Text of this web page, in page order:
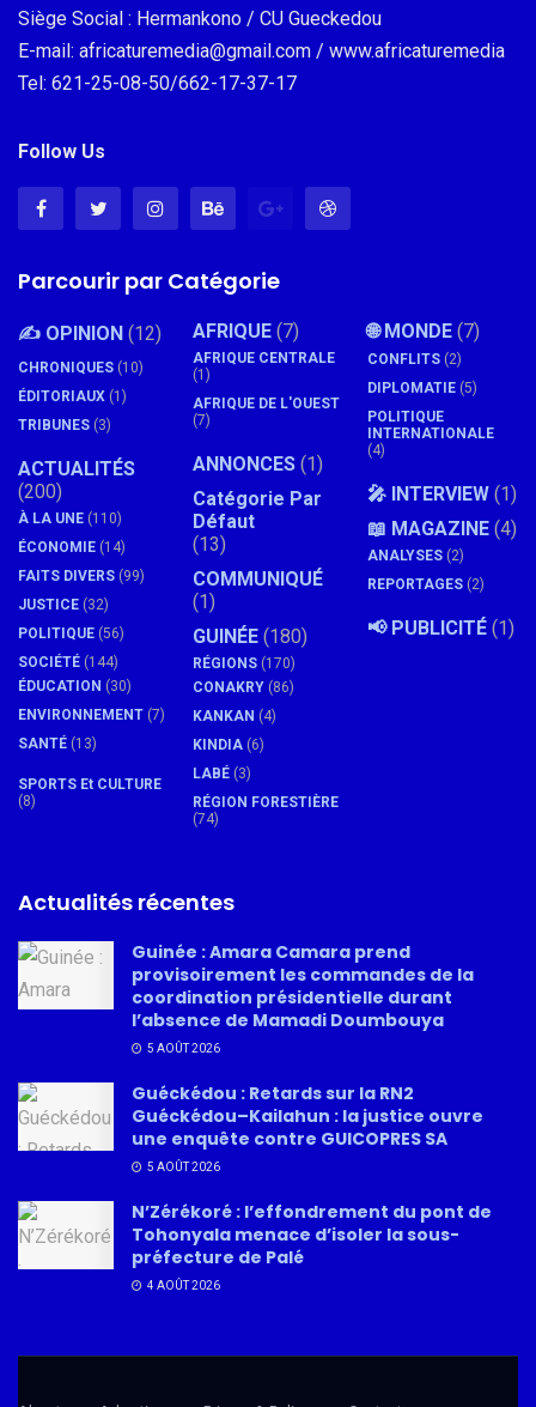
Siège Social : Hermankono / CU Gueckedou
E-mail: africaturemedia@gmail.com / www.africaturemedia
Tel: 621-25-08-50/662-17-37-17
Follow Us
Parcourir par Catégorie
✍️ OPINION (12)
CHRONIQUES (10)
ÉDITORIAUX (1)
TRIBUNES (3)
ACTUALITÉS
(200)
À LA UNE (110)
ÉCONOMIE (14)
FAITS DIVERS (99)
JUSTICE (32)
POLITIQUE (56)
SOCIÉTÉ (144)
ÉDUCATION (30)
ENVIRONNEMENT (7)
SANTÉ (13)
SPORTS Et CULTURE
(8)
AFRIQUE (7)
AFRIQUE CENTRALE
(1)
AFRIQUE DE L'OUEST
(7)
ANNONCES (1)
Catégorie Par
Défaut
(13)
COMMUNIQUÉ
(1)
GUINÉE (180)
RÉGIONS (170)
CONAKRY (86)
KANKAN (4)
KINDIA (6)
LABÉ (3)
RÉGION FORESTIÈRE
(74)
🌐 MONDE (7)
CONFLITS (2)
DIPLOMATIE (5)
POLITIQUE
INTERNATIONALE
(4)
🎤 INTERVIEW (1)
📖 MAGAZINE (4)
ANALYSES (2)
REPORTAGES (2)
📢 PUBLICITÉ (1)
Actualités récentes
Guinée : Amara Camara prend
provisoirement les commandes de la
coordination présidentielle durant
l’absence de Mamadi Doumbouya
5 AOÛT 2026
Guéckédou : Retards sur la RN2
Guéckédou–Kailahun : la justice ouvre
une enquête contre GUICOPRES SA
5 AOÛT 2026
N’Zérékoré : l’effondrement du pont de
Tohonyala menace d’isoler la sous-
préfecture de Palé
4 AOÛT 2026